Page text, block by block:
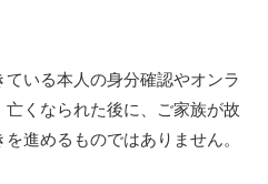
いる本人の身分確認やオンラ
くなられた後に、ご家族が故
進めるものではありません。